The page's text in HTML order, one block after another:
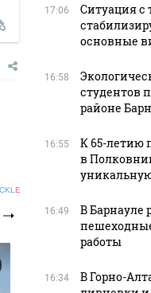
E
17:06
Ситуация с
основные
16:58
студентов
районе
16:55
К 65-летию
в
16:49
В Барнауле
работы
16:34
В Горно-